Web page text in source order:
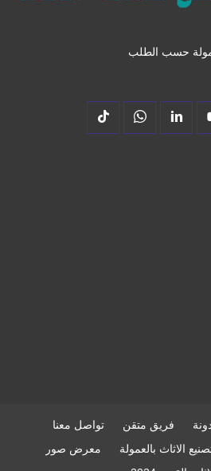
حسب الطلب
فريق متقن
تواصل معنا
الاثاث بالعمولة
معرض صور